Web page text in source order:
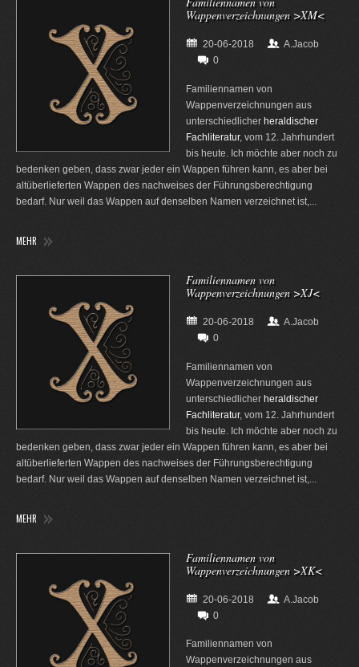
Wappenverzeichnungen >XM<
20-06-2018
A.Jacob
0
Familiennamen von
Wappenverzeichnungen aus
unterschiedlicher heraldischer
Fachliteratur, vom 12. Jahrhundert
bis heute. Ich möchte aber noch zu
bedenken geben, dass zwar jeder ein Wappen führen kann, es aber bei
altüberlieferten Wappen des nachweises der Führungsberechtigung
bedarf. Nur weil das Wappen auf denselben Namen verzeichnet ist,...
MEHR
Familiennamen von
Wappenverzeichnungen >XJ<
20-06-2018
A.Jacob
0
Familiennamen von
Wappenverzeichnungen aus
unterschiedlicher heraldischer
Fachliteratur, vom 12. Jahrhundert
bis heute. Ich möchte aber noch zu
bedenken geben, dass zwar jeder ein Wappen führen kann, es aber bei
altüberlieferten Wappen des nachweises der Führungsberechtigung
bedarf. Nur weil das Wappen auf denselben Namen verzeichnet ist,...
MEHR
Familiennamen von
Wappenverzeichnungen >XK<
20-06-2018
A.Jacob
0
Familiennamen von
Wappenverzeichnungen aus